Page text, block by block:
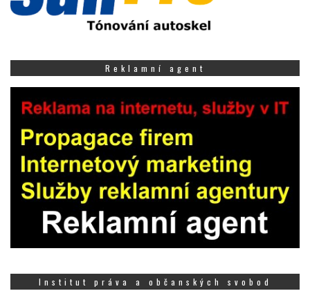
Reklamní agent
Institut práva a občanských svobod